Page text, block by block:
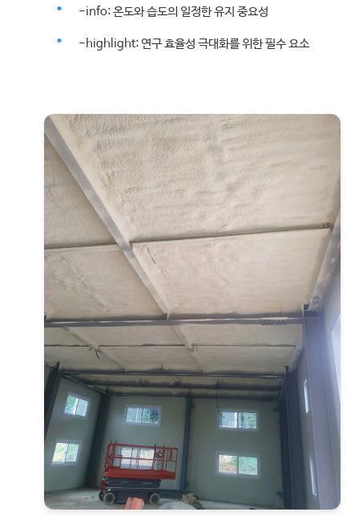
-info: 온도와 습도의 일정한 유지 중요성
-highlight: 연구 효율성 극대화를 위한 필수 요소